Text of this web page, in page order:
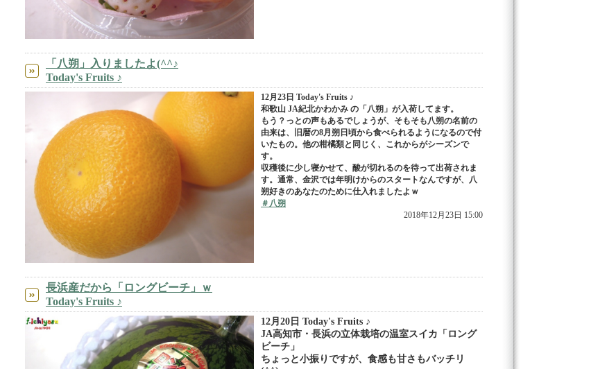
「八朔」入りましたよ(^^♪
Today's Fruits ♪
12月23日 Today's Fruits ♪
和歌山 JA紀北かわかみ の「八朔」が入荷してます。
もう？っとの声もあるでしょうが、そもそも八朔の名前の
由来は、旧暦の8月朔日頃から食べられるようになるので付
いたもの。他の柑橘類と同じく、これからがシーズンで
す。
収穫後に少し寝かせて、酸が切れるのを待って出荷されま
す。通常、金沢では年明けからのスタートなんですが、八
朔好きのあなたのために仕入れましたよｗ
＃八朔
2018年12月23日 15:00
長浜産だから「ロングビーチ」ｗ
Today's Fruits ♪
12月20日 Today's Fruits ♪
JA高知市・長浜の立体栽培の温室スイカ「ロング
ビーチ」
ちょっと小振りですが、食感も甘さもバッチリ